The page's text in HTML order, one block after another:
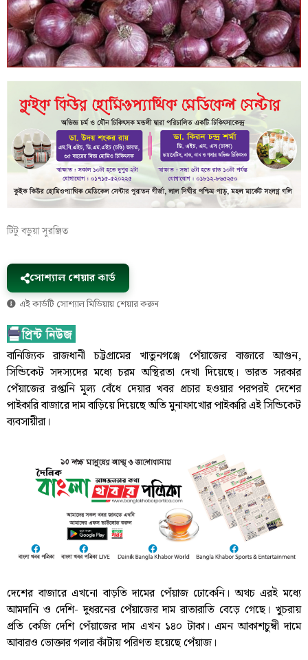
টিটু বড়ুয়া সুরঞ্জিত
সোশ্যাল শেয়ার কার্ড
এই কার্ডটি সোশ্যাল মিডিয়ায় শেয়ার করুন
বানিজ্যিক রাজধানী চট্টগ্রামের খাতুনগঞ্জে পেঁয়াজের বাজারে আগুন,
সিন্ডিকেট সদস্যদের মধ্যে চরম অস্থিরতা দেখা দিয়েছে। ভারত সরকার
পেঁয়াজের রপ্তানি মূল্য বেঁধে দেয়ার খবর প্রচার হওয়ার পরপরই দেশের
পাইকারি বাজারে দাম বাড়িয়ে দিয়েছে অতি মুনাফাখোর পাইকারি এই সিন্ডিকেট
ব্যবসায়ীরা।
দেশের বাজারে এখনো বাড়তি দামের পেঁয়াজ ঢোকেনি। অথচ এরই মধ্যে
আমদানি ও দেশি- দুধরনের পেঁয়াজের দাম রাতারাতি বেড়ে গেছে। খুচরায়
প্রতি কেজি দেশি পেঁয়াজের দাম এখন ১৪০ টাকা। এমন আকাশচুম্বী দামে
আবারও ভোক্তার গলার কাঁটায় পরিণত হয়েছে পেঁয়াজ।